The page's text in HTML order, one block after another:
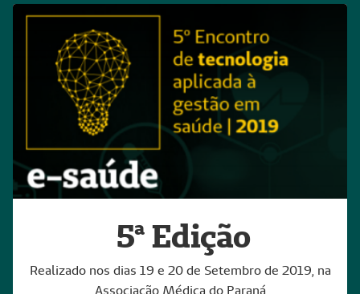
5ª Edição
Realizado nos dias 19 e 20 de Setembro de 2019, na
Associação Médica do Paraná